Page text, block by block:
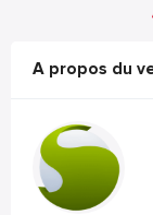
A propos du